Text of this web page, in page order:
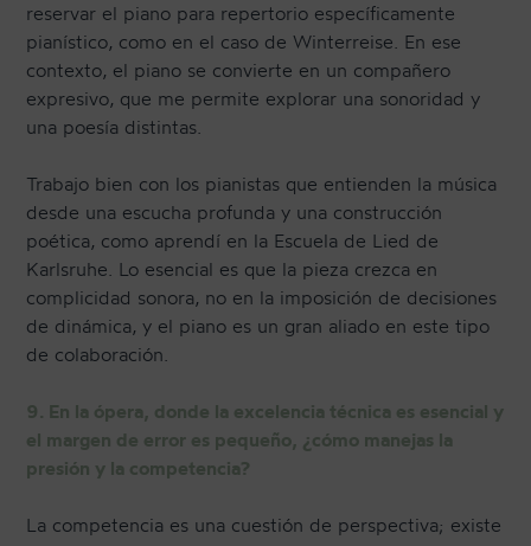
reservar el piano para repertorio específicamente
pianístico, como en el caso de Winterreise. En ese
contexto, el piano se convierte en un compañero
expresivo, que me permite explorar una sonoridad y
una poesía distintas.
Trabajo bien con los pianistas que entienden la música
desde una escucha profunda y una construcción
poética, como aprendí en la Escuela de Lied de
Karlsruhe. Lo esencial es que la pieza crezca en
complicidad sonora, no en la imposición de decisiones
de dinámica, y el piano es un gran aliado en este tipo
de colaboración.
9. En la ópera, donde la excelencia técnica es esencial y
el margen de error es pequeño, ¿cómo manejas la
presión y la competencia?
La competencia es una cuestión de perspectiva; existe